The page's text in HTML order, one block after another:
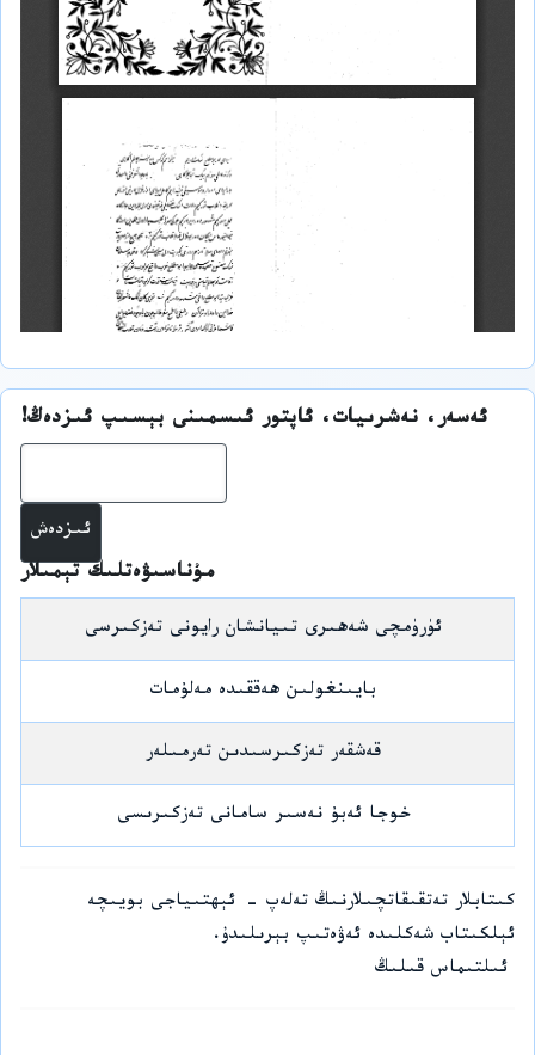
ئەسەر، نەشرىيات، ئاپتور ئىسمىنى بېسىپ ئىزدەڭ!
مۇناسىۋەتلىك تېمىلار
ئۈرۈمچى شەھىرى تىيانشان رايونى تەزكىرسى
بايىنغولىن ھەققىدە مەلۇمات
قەشقەر تەزكىرسىدىن تەرمىلەر
خوجا ئەبۇ نەسىر سامانى تەزكىرىسى
كىتابلار تەتقىقاتچىلارنىڭ تەلەپ - ئېھتىياجى بويىچە
ئېلكىتاب شەكلىدە ئەۋەتىپ بېرىلىدۇ.
ئىلتىماس قىلىڭ